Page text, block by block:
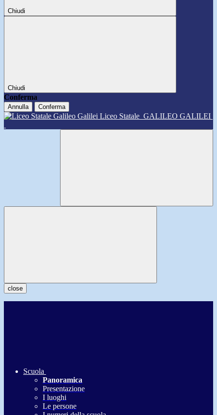
Chiudi
Chiudi
Conferma
Annulla Conferma
Liceo Statale GALILEO GALILEI
close
Scuola
Panoramica
Presentazione
I luoghi
Le persone